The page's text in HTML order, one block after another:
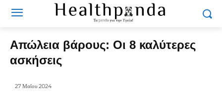
Απώλεια βάρους: Οι 8 καλύτερες
ασκήσεις
27 Μαΐου 2024